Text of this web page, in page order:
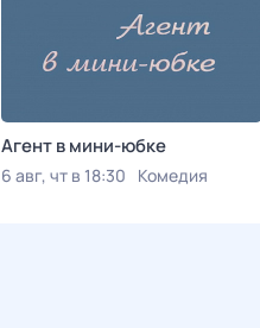
Агент в мини-юбке
6 авг, чт в 18:30 Комедия